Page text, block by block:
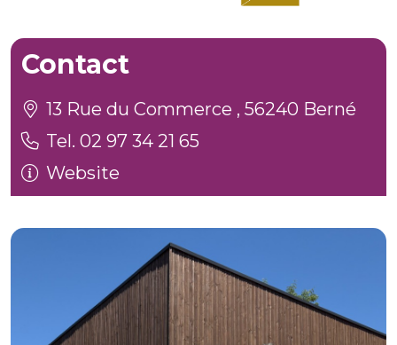
Contact
13 Rue du Commerce , 56240 Berné
Tel. 02 97 34 21 65
Website